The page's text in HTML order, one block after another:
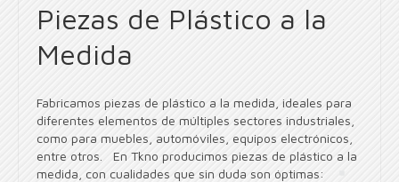
Piezas de Plástico a la
Medida
Fabricamos piezas de plástico a la medida, ideales para
diferentes elementos de múltiples sectores industriales,
como para muebles, automóviles, equipos electrónicos,
entre otros. En Tkno producimos piezas de plástico a la
medida, con cualidades que sin duda son óptimas: